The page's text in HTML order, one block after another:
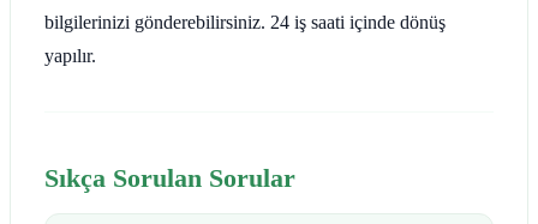
bilgilerinizi gönderebilirsiniz. 24 iş saati içinde dönüş
yapılır.
Sıkça Sorulan Sorular